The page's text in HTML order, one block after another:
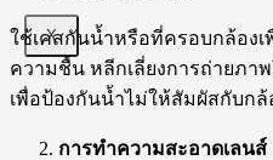
X
ใช้เคสกันน้ำหรือที่ครอบกล้อง
ความชื้น หลีกเลี่ยงการถ่ายภ
เพื่อป้องกันน้ำไม่ให้สัมผัสกับกล้
การทำความสะอาดเลนส์